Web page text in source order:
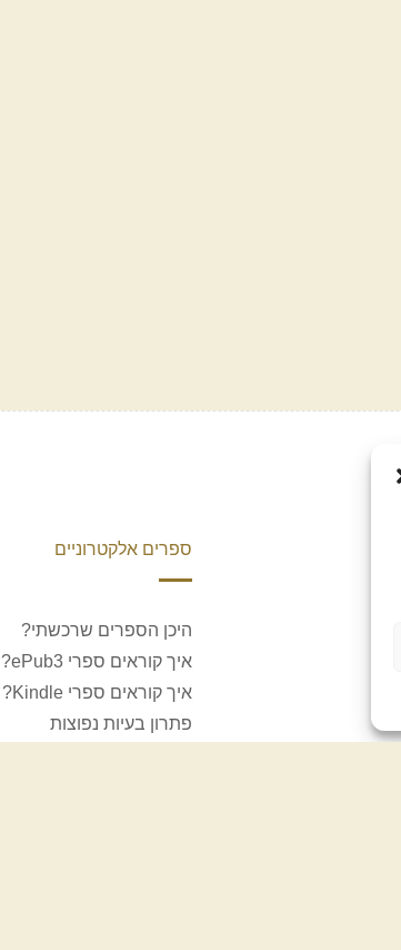
ספרים אלקטרוניים
היכן הספרים שרכשתי?
איך קוראים ספרי ePub3?
איך קוראים ספרי Kindle?
פתרון בעיות נפוצות